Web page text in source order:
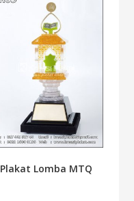
Plakat Lomba MTQ